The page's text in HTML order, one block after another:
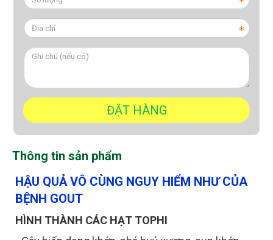
Thông tin sản phẩm
HẬU QUẢ VÔ CÙNG NGUY HIỂM NHƯ CỦA
BỆNH GOUT
HÌNH THÀNH CÁC HẠT TOPHI